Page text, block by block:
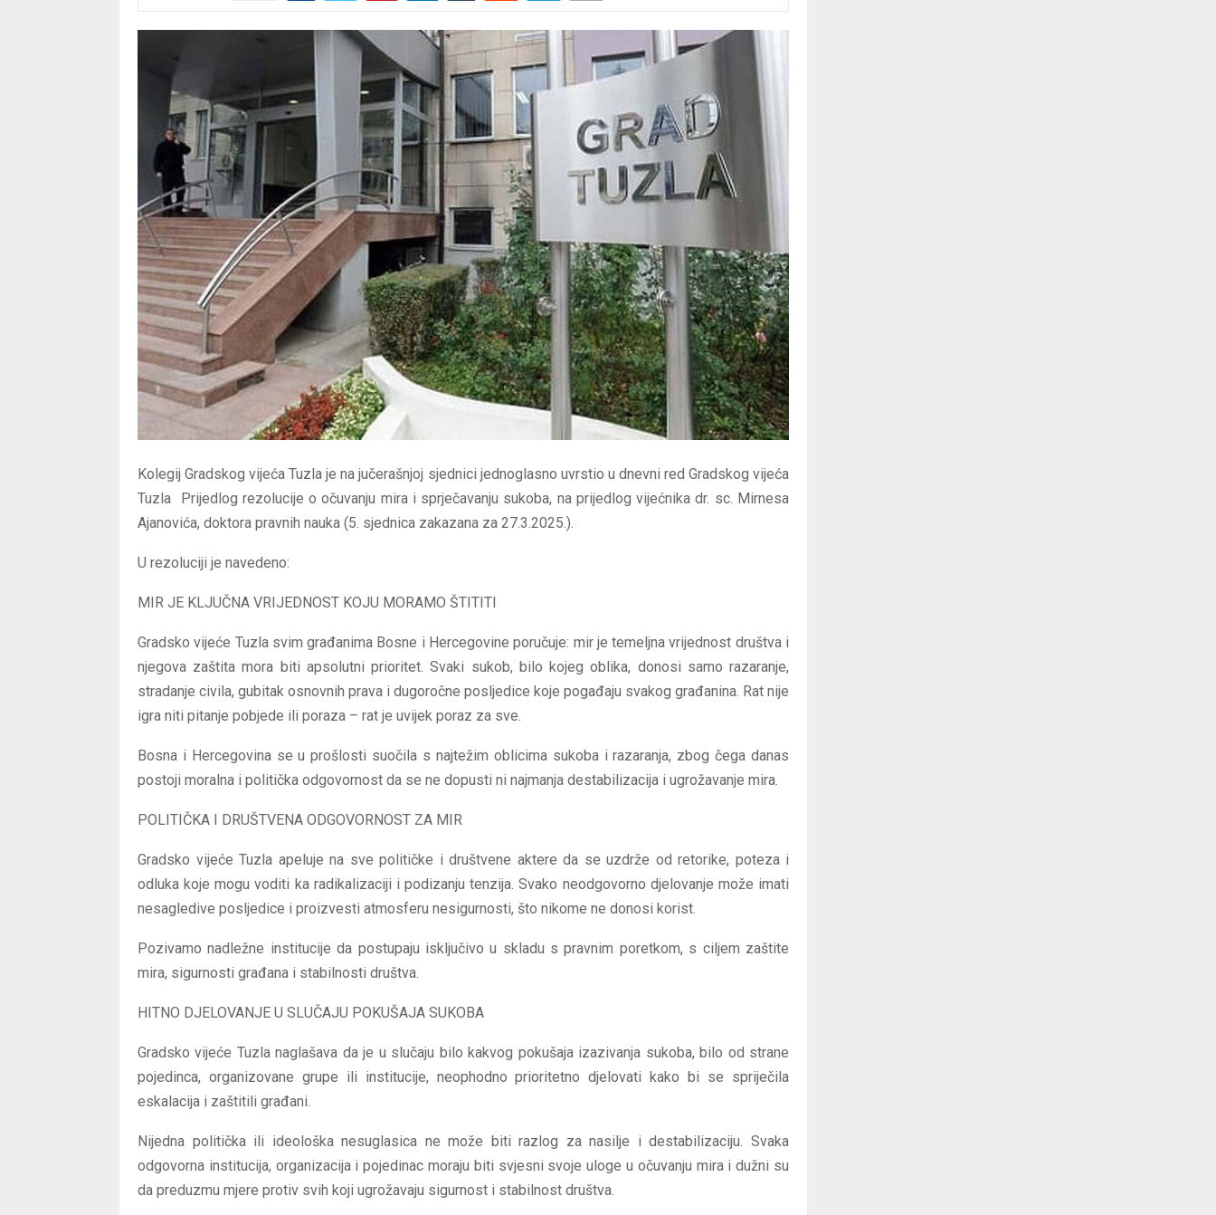
Kolegij Gradskog vijeća Tuzla je na jučerašnjoj sjednici jednoglasno uvrstio u dnevni red Gradskog vijeća
Tuzla Prijedlog rezolucije o očuvanju mira i sprječavanju sukoba, na prijedlog vijećnika dr. sc. Mirnesa
Ajanovića, doktora pravnih nauka (5. sjednica zakazana za 27.3.2025.).
U rezoluciji je navedeno:
MIR JE KLJUČNA VRIJEDNOST KOJU MORAMO ŠTITITI
Gradsko vijeće Tuzla svim građanima Bosne i Hercegovine poručuje: mir je temeljna vrijednost društva i
njegova zaštita mora biti apsolutni prioritet. Svaki sukob, bilo kojeg oblika, donosi samo razaranje,
stradanje civila, gubitak osnovnih prava i dugoročne posljedice koje pogađaju svakog građanina. Rat nije
igra niti pitanje pobjede ili poraza – rat je uvijek poraz za sve.
Bosna i Hercegovina se u prošlosti suočila s najtežim oblicima sukoba i razaranja, zbog čega danas
postoji moralna i politička odgovornost da se ne dopusti ni najmanja destabilizacija i ugrožavanje mira.
POLITIČKA I DRUŠTVENA ODGOVORNOST ZA MIR
Gradsko vijeće Tuzla apeluje na sve političke i društvene aktere da se uzdrže od retorike, poteza i
odluka koje mogu voditi ka radikalizaciji i podizanju tenzija. Svako neodgovorno djelovanje može imati
nesagledive posljedice i proizvesti atmosferu nesigurnosti, što nikome ne donosi korist.
Pozivamo nadležne institucije da postupaju isključivo u skladu s pravnim poretkom, s ciljem zaštite
mira, sigurnosti građana i stabilnosti društva.
HITNO DJELOVANJE U SLUČAJU POKUŠAJA SUKOBA
Gradsko vijeće Tuzla naglašava da je u slučaju bilo kakvog pokušaja izazivanja sukoba, bilo od strane
pojedinca, organizovane grupe ili institucije, neophodno prioritetno djelovati kako bi se spriječila
eskalacija i zaštitili građani.
Nijedna politička ili ideološka nesuglasica ne može biti razlog za nasilje i destabilizaciju. Svaka
odgovorna institucija, organizacija i pojedinac moraju biti svjesni svoje uloge u očuvanju mira i dužni su
da preduzmu mjere protiv svih koji ugrožavaju sigurnost i stabilnost društva.